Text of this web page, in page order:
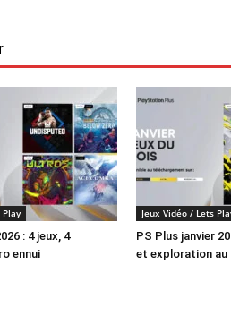
Play
: 4 jeux, 4
ennui
Jeux Vidéo / Lets
PS Plus janvier
et exploration au